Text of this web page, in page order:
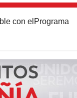
con el Programa